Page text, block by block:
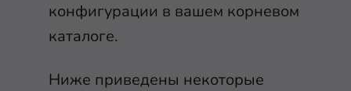
конфигурации в вашем корневом
каталоге.
Ниже приведены некоторые